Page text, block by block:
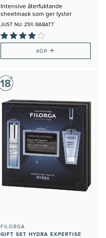
Intensive återfuktande
sheetmask som ger lyster
JUST NU: 25% RABATT
KÖP +
FILORGA
GIFT SET HYDRA EXPERTISE